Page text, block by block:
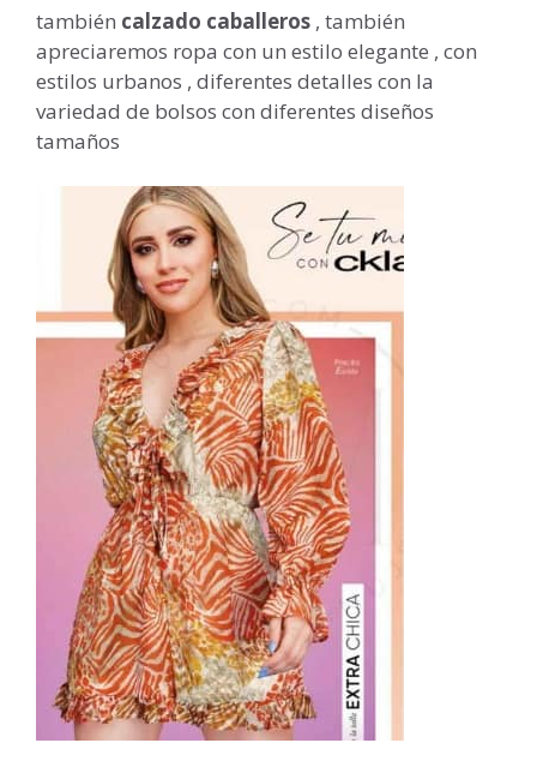
también calzado caballeros , también
apreciaremos ropa con un estilo elegante , con
estilos urbanos , diferentes detalles con la
variedad de bolsos con diferentes diseños
tamaños